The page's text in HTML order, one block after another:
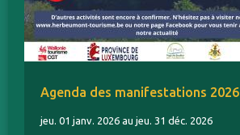
Agenda des manifestations 2026
jeu. 01 janv. 2026 au jeu. 31 déc. 2026